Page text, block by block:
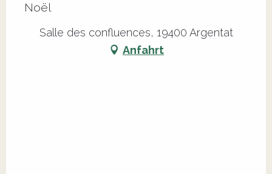
Noël
Salle des confluences, 19400 Argentat
Anfahrt